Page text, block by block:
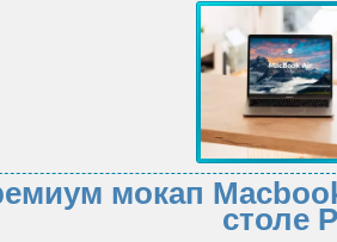
мокап
столе